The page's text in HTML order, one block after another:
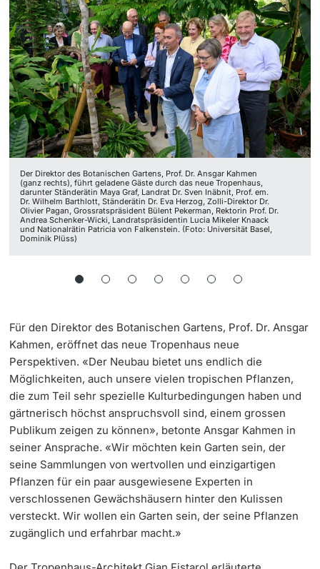
Der Direktor des Botanischen Gartens, Prof. Dr. Ansgar Kahmen
(ganz rechts), führt geladene Gäste durch das neue Tropenhaus,
darunter Ständerätin Maya Graf, Landrat Dr. Sven Inäbnit, Prof. em.
Dr. Wilhelm Barthlott, Ständerätin Dr. Eva Herzog, Zolli-Direktor Dr.
Olivier Pagan, Grossratspräsident Bülent Pekerman, Rektorin Prof. Dr.
Andrea Schenker-Wicki, Landratspräsidentin Lucia Mikeler Knaack
und Nationalrätin Patricia von Falkenstein. (Foto: Universität Basel,
Dominik Plüss)
Für den Direktor des Botanischen Gartens, Prof. Dr. Ansgar
Kahmen, eröffnet das neue Tropenhaus neue
Perspektiven. «Der Neubau bietet uns endlich die
Möglichkeiten, auch unsere vielen tropischen Pflanzen,
die zum Teil sehr spezielle Kulturbedingungen haben und
gärtnerisch höchst anspruchsvoll sind, einem grossen
Publikum zeigen zu können», betonte Ansgar Kahmen in
seiner Ansprache. «Wir möchten kein Garten sein, der
seine Sammlungen von wertvollen und einzigartigen
Pflanzen für ein paar ausgewiesene Experten in
verschlossenen Gewächshäusern hinter den Kulissen
versteckt. Wir wollen ein Garten sein, der seine Pflanzen
zugänglich und erfahrbar macht.»